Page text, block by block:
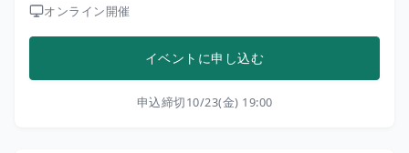
オンライン開催
イベントに申し込む
申込締切10/23(金) 19:00